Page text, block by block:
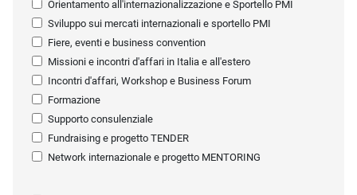
Orientamento all'internazionalizzazione e Sportello PMI
Sviluppo sui mercati internazionali e sportello PMI
Fiere, eventi e business convention
Missioni e incontri d'affari in Italia e all'estero
Incontri d'affari, Workshop e Business Forum
Formazione
Supporto consulenziale
Fundraising e progetto TENDER
Network internazionale e progetto MENTORING